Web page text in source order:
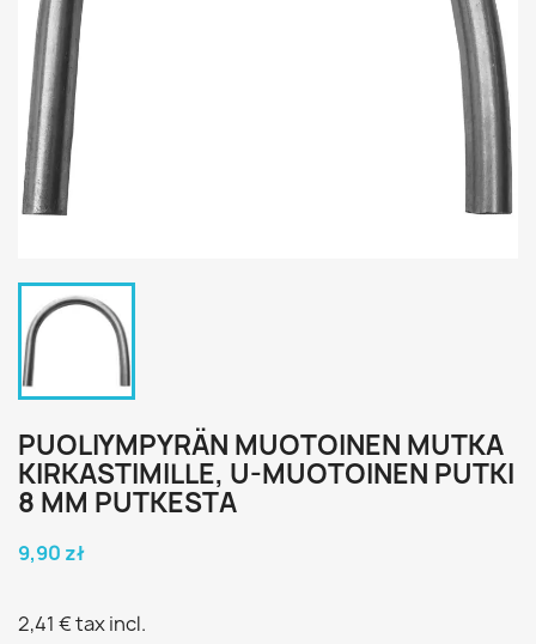
PUOLIYMPYRÄN MUOTOINEN MUTKA
KIRKASTIMILLE, U-MUOTOINEN PUTKI
8 MM PUTKESTA
9,90 zł
2,41 €tax incl.